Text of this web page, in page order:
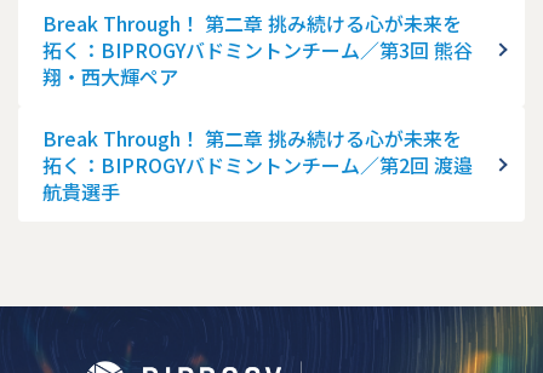
Break Through！ 第二章 挑み続ける心が未来を
拓く：BIPROGYバドミントンチーム／第3回 熊谷
翔・西大輝ペア
Break Through！ 第二章 挑み続ける心が未来を
拓く：BIPROGYバドミントンチーム／第2回 渡邉
航貴選手